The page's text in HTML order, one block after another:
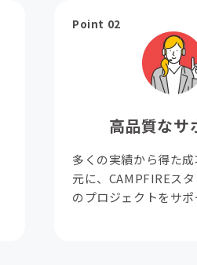
Point 02
高品質なサ
多くの実績から得た
元に、CAMPFIREス
のプロジェクトをサポ